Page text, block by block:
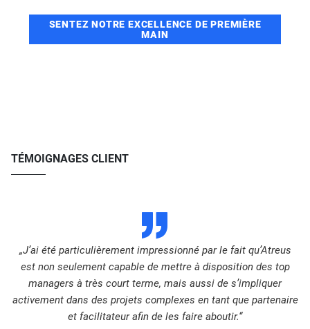
SENTEZ NOTRE EXCELLENCE DE PREMIÈRE
MAIN
TÉMOIGNAGES CLIENT
D
„J’ai été particulièrement impressionné par le fait qu’Atreus
est non seulement capable de mettre à disposition des top
managers à très court terme, mais aussi de s’impliquer
activement dans des projets complexes en tant que partenaire
et facilitateur afin de les faire aboutir.“